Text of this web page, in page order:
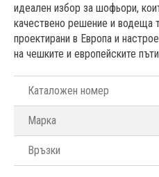
идеален избор за шофьори,
качествено решение и водеща
проектирани в Европа и
на чешките и европейските
Каталожен номер
Марка
Връзки